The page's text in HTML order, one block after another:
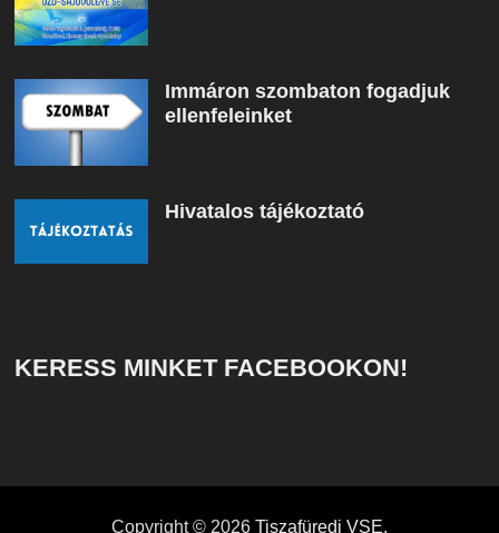
Immáron szombaton fogadjuk
ellenfeleinket
Hivatalos tájékoztató
KERESS MINKET FACEBOOKON!
Copyright © 2026 Tiszafüredi VSE.